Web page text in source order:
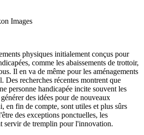
Images
physiques initialement conçus pour
comme les abaissements de trottoir,
Il en va de même pour les aménagements
Des recherches récentes montrent que
personne handicapée incite souvent les
des idées pour de nouveaux
en fin de compte, sont utiles et plus sûrs
des exceptions ponctuelles, les
servir de tremplin pour l'innovation.